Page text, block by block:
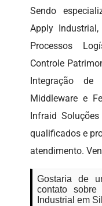
Sendo
Apply
Processos
Controle
Integração
Middleware e
Infraid
qualificados e
atendimento.
Gostaria de
contato sobre
Industrial em